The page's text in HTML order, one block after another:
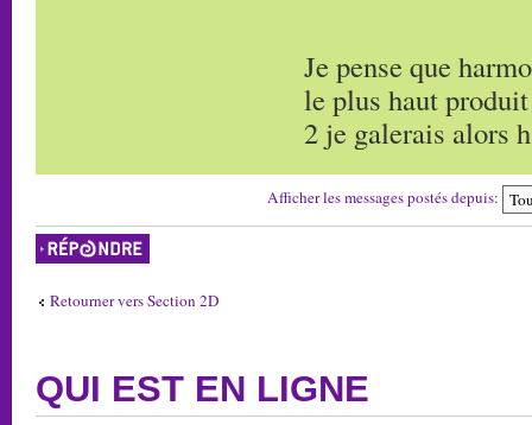
Je pense que
le plus haut
2 je galerais alors
Afficher les messages postés depuis:
Répondre
Retourner vers Section 2D
QUI EST EN LIGNE